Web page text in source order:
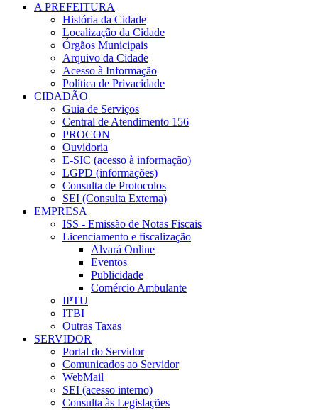
A PREFEITURA
História da Cidade
Localização da Cidade
Órgãos Municipais
Arquivo da Cidade
Acesso à Informação
Política de Privacidade
CIDADÃO
Guia de Serviços
Central de Atendimento 156
PROCON
Ouvidoria
E-SIC (acesso à informação)
LGPD (informações)
Consulta de Protocolos
SEI (Consulta Externa)
EMPRESA
ISS - Emissão de Notas Fiscais
Licenciamento e fiscalização
Alvará Online
Eventos
Publicidade
Comércio Ambulante
IPTU
ITBI
Outras Taxas
SERVIDOR
Portal do Servidor
Comunicados ao Servidor
WebMail
SEI (acesso interno)
Consulta às Legislações